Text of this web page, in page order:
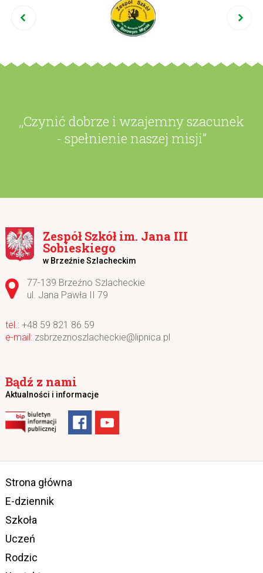
,,Czynić dobrze i wzajemny szacunek
- spełnienie naszej misji”
Zespół Szkół im. Jana III
Sobieskiego
w Brzeźnie Szlacheckim
Adres pocztowy:
77-139 Brzeźno Szlacheckie
ul. Jana Pawła II 79
+48 59 821 86 59
zsbrzeznoszlacheckie@lipnica.pl
Bądź z nami
Aktualności i informacje
Strona główna
E-dziennik
Szkoła
Uczeń
Rodzic